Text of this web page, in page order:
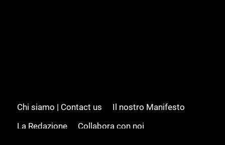
Chi siamo | Contact us
Il nostro Manifesto
La Redazione
Collabora con noi